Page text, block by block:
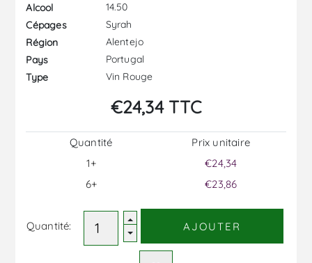
Alcool
14.50
Cépages
Syrah
Région
Alentejo
Pays
Portugal
Type
Vin Rouge
€24,34 TTC
Quantité
1+
6+
Prix ​​unitaire
€24,34
€23,86
Quantité: AJOUTER